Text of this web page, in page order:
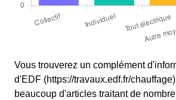
Vous trouverez un complément
d'EDF (https://travaux.edf.fr/
beaucoup d'articles traitant de